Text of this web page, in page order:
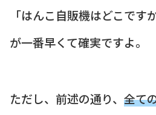
「はんこ自販機はどこです
が一番早くて確実ですよ。
ただし、前述の通り、 全て